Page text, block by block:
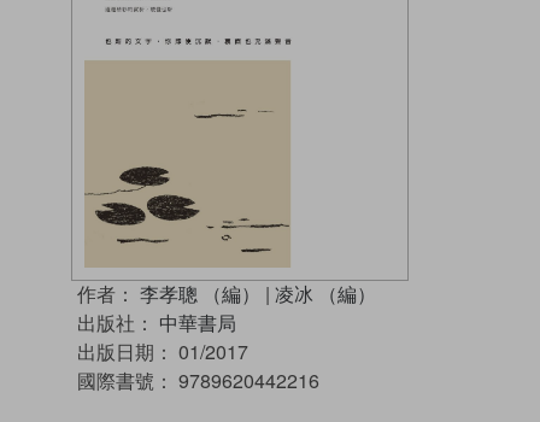
作者： 李孝聰 （編） | 凌冰 （編）
出版社： 中華書局
出版日期： 01/2017
國際書號： 9789620442216